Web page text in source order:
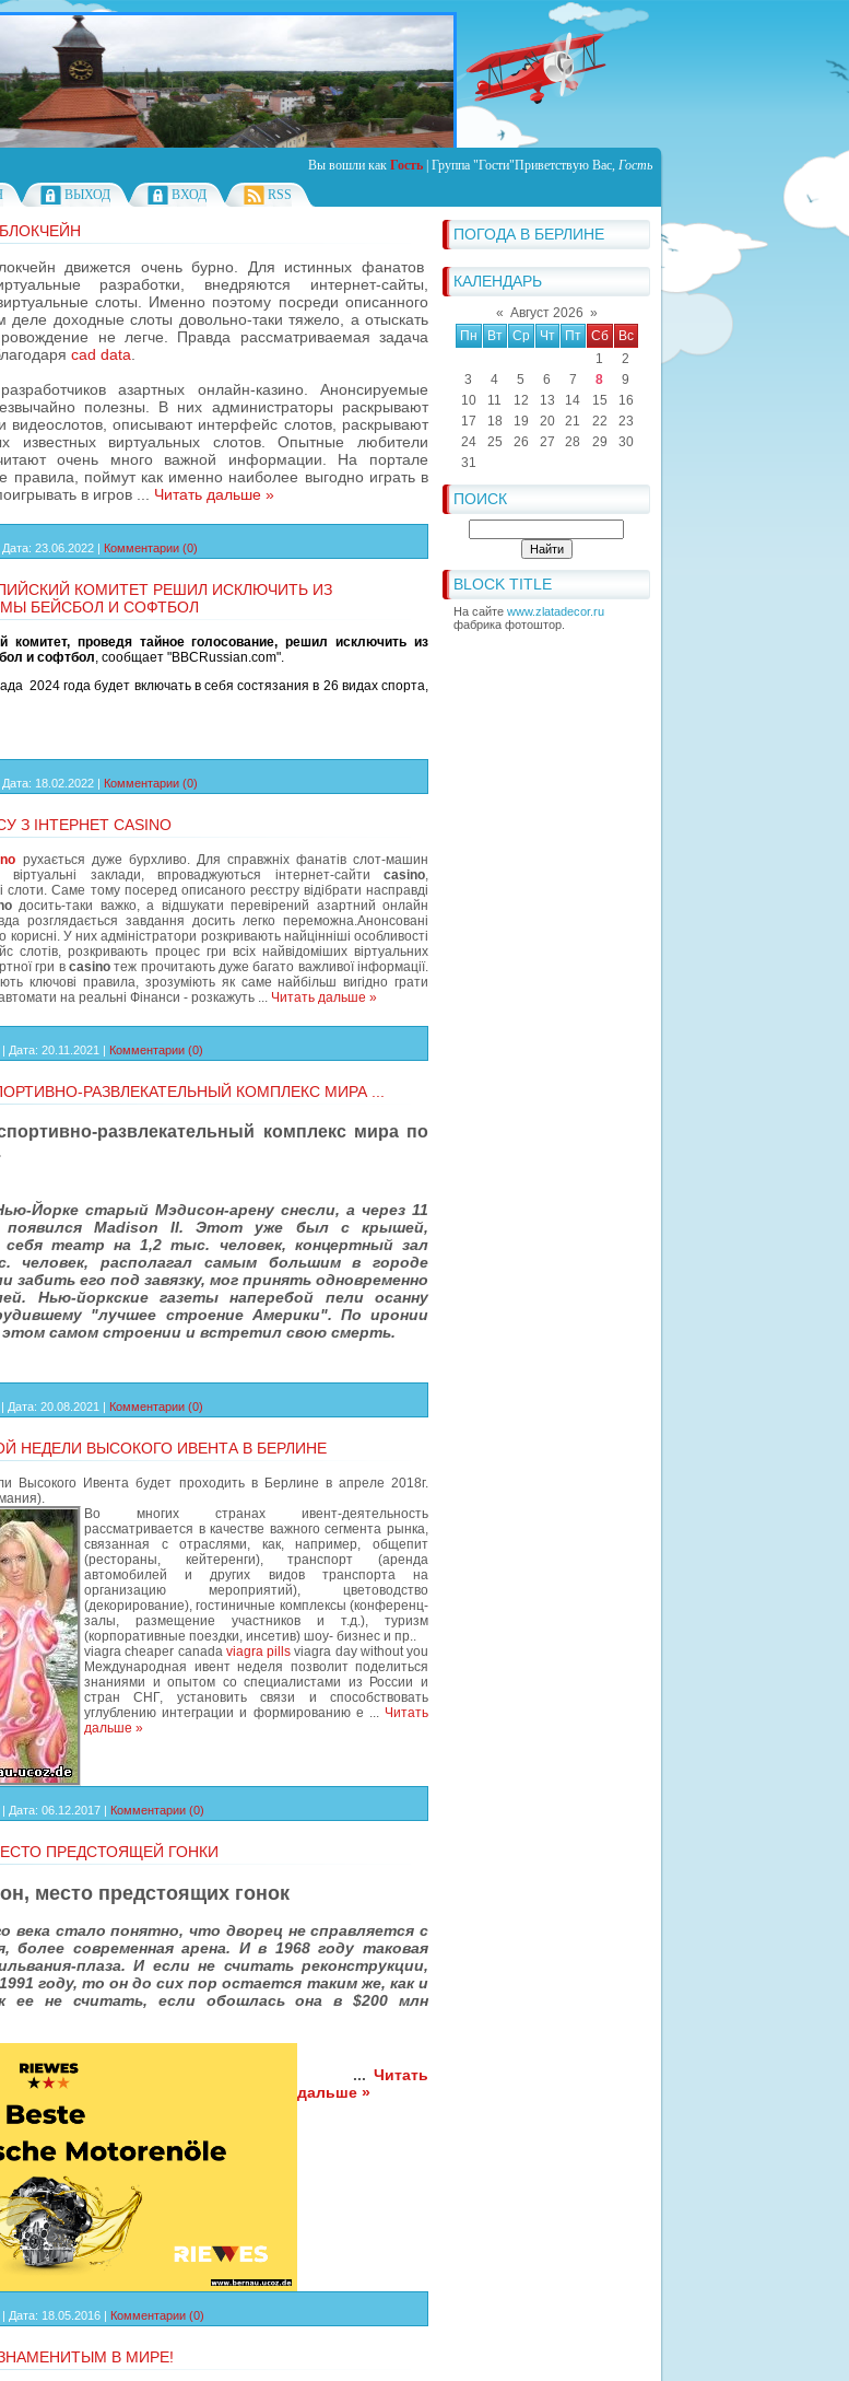
Вы вошли как Гость Группа "Гости"Приветствую Вас, Гость
ВЫХОД ВХОД RSS
ПОГОДА В БЕРЛИНЕ
КАЛЕНДАРЬ
« Август 2026 »
Пн
Вт Ср Чт Пт Сб
Вс
1
2
3
4 5 6 7 8
9
10
11 12 13 14 15
16
17
18 19 20 21 22
23
24
25 26 27 28 29
30
31
ПОИСК
BLOCK TITLE
На сайте www.zlatadecor.ru
фабрика фотоштор.
движется очень бурно. Для истинных фанатов
разработки, внедряются интернет-сайты,
слоты. Именно поэтому посреди описанного
деле доходные слоты довольно-таки тяжело, а отыскать
не легче. Правда рассматриваемая задача
cad data
азартных онлайн-казино. Анонсируемые
полезны. В них администраторы раскрывают
описывают интерфейс слотов, раскрывают
известных виртуальных слотов. Опытные любители
очень много важной информации. На портале
правила, поймут как именно наиболее выгодно играть в
в игров
Читать дальше »
Дата: 23.06.2022 | Комментарии (0)
КОМИТЕТ РЕШИЛ ИСКЛЮЧИТЬ ИЗ
БЕЙСБОЛ И СОФТБОЛ
комитет, проведя тайное голосование, решил исключить из
и софтбол, сообщает "BBCRussian.com".
2024 года будет включать в себя состязания в 26 видах спорта,
Дата: 18.02.2022 | Комментарии (0)
З IНТЕРНЕТ CASINO
рухається дуже бурхливо. Для справжніх фанатів слот-машин
віртуальні заклади, впроваджуються інтернет-сайти casino,
слоти. Саме тому посеред описаного реєстру відібрати насправді
досить-таки важко, а відшукати перевірений азартний онлайн
розглядається завдання досить легко переможна.Анонсовані
У них адміністратори розкривають найцінніші особливості
слотів, розкривають процес гри всіх найвідоміших віртуальних
гри в casinoтеж прочитають дуже багато важливої інформації.
ключові правила, зрозуміють як саме найбільш вигідно грати
автомати на реальні Фінанси - розкажуть ... Читать дальше »
| Дата: 20.11.2021 | Комментарии (0)
РАЗВЛЕКАТЕЛЬНЫЙ КОМПЛЕКС МИРА ...
развлекательный комплекс мира по
Йорке старый Мэдисон-арену снесли, а через 11
появился Madison II. Этот уже был с крышей,
театр на 1,2 тыс. человек, концертный зал
человек, располагал самым большим в городе
забить его под завязку, мог принять одновременно
Нью-йоркские газеты наперебой пели осанну
"лучшее строение Америки". По иронии
самом строении и встретил свою смерть.
| Дата: 20.08.2021 | Комментарии (0)
НЕДЕЛИ ВЫСОКОГО ИВЕНТА В БЕРЛИНЕ
Высокого Ивента будет проходить в Берлине в апреле 2018г.
Во многих странах ивент-деятельность
рассматривается в качестве важного сегмента рынка,
связанная с отраслями, как, например, общепит
(рестораны, кейтеренги), транспорт (аренда
автомобилей и других видов транспорта на
организацию мероприятий), цветоводство
(декорирование), гостиничные комплексы (конференц-
залы, размещение участников и т.д.), туризм
(корпоративные поездки, инсетив) шоу- бизнес и пр..
viagra cheaper canada viagra pills viagra day without you
Международная ивент неделя позволит поделиться
знаниями и опытом со специалистами из России и
стран СНГ, установить связи и способствовать
углублению интеграции и формированию е ... Читать
дальше »
| Дата: 06.12.2017 | Комментарии (0)
ПРЕДСТОЯЩЕЙ ГОНКИ
место предстоящих гонок
века стало понятно, что дворец не справляется с
более современная арена. И в 1968 году таковая
плаза. И если не считать реконструкции,
году, то он до сих пор остается таким же, как и
ее не считать, если обошлась она в $200 млн
... Читать
дальше »
| Дата: 18.05.2016 | Комментарии (0)
В МИРЕ!